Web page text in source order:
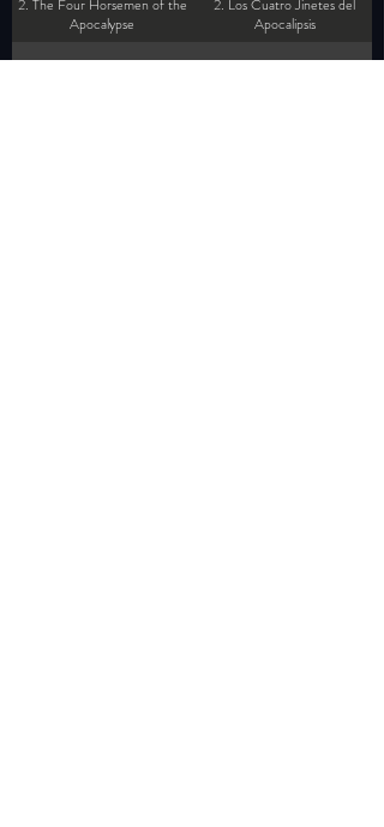
2. The Four Horsemen of the
Apocalypse
‎2. Los Cuatro Jinetes del
Apocalipsis